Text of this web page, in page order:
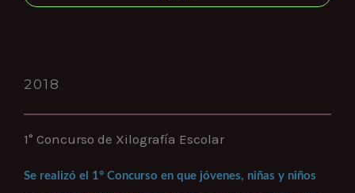
2018
1° Concurso de Xilografía Escolar
Se realizó el 1° Concurso en que jóvenes, niñas y niños